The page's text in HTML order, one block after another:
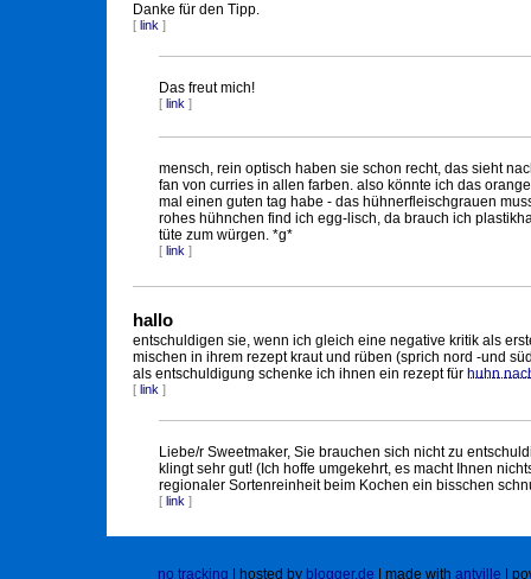
Danke für den Tipp.
[ link ]
Das freut mich!
[ link ]
mensch, rein optisch haben sie schon recht, das sieht
fan von curries in allen farben. also könnte ich das
mal einen guten tag habe - das hühnerfleischgrauen
rohes hühnchen find ich egg-lisch, da brauch ich
tüte zum würgen. *g*
[ link ]
hallo
entschuldigen sie, wenn ich gleich eine negative kritik als
mischen in ihrem rezept kraut und rüben (sprich nord -und
als entschuldigung schenke ich ihnen ein rezept für huhn
[ link ]
Liebe/r Sweetmaker, Sie brauchen sich nicht zu
klingt sehr gut! (Ich hoffe umgekehrt, es macht Ihnen
regionaler Sortenreinheit beim Kochen ein bisschen
[ link ]
no tracking | hosted by blogger.de | made with antville |